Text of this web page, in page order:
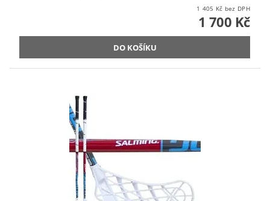
1 405 Kč bez DPH
1 700 Kč